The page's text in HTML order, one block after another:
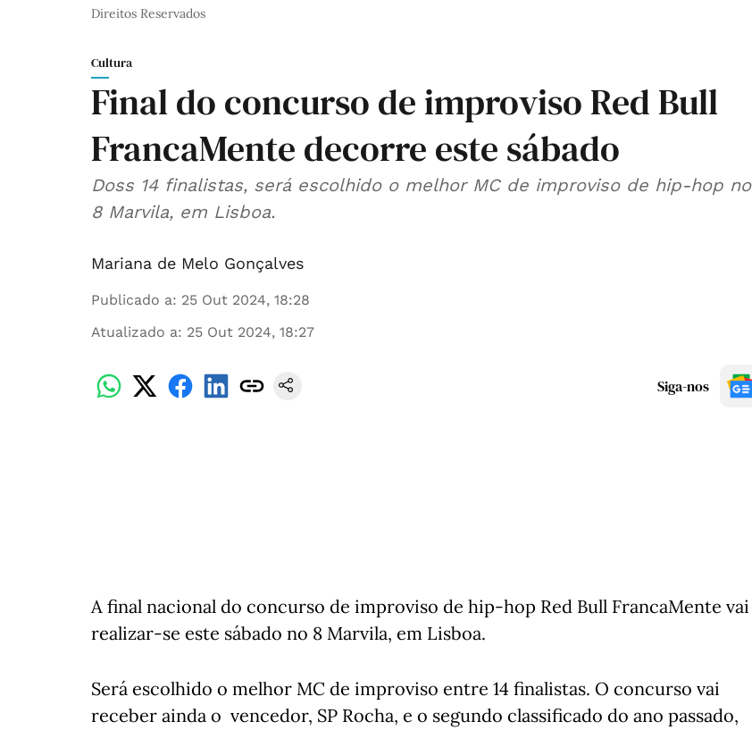
Direitos Reservados
Cultura
Final do concurso de improviso Red Bull
FrancaMente decorre este sábado
Doss 14 finalistas, será escolhido o melhor MC de improviso de hip-hop no
8 Marvila, em Lisboa.
Mariana de Melo Gonçalves
Publicado a: 25 Out 2024, 18:28
Atualizado a: 25 Out 2024, 18:27
Siga-nos
A final nacional do concurso de improviso de hip-hop Red Bull FrancaMente vai
realizar-se este sábado no 8 Marvila, em Lisboa.
Será escolhido o melhor MC de improviso entre 14 finalistas. O concurso vai
receber ainda o vencedor, SP Rocha, e o segundo classificado do ano passado,